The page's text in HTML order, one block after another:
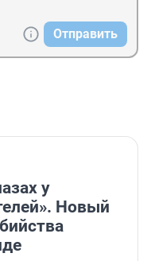
Отправить
у
Новый